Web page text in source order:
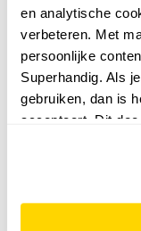
en analytische
verbeteren. Met
persoonlijke
Superhandig. Als
gebruiken, dan is
accepteert. Dit
website niet